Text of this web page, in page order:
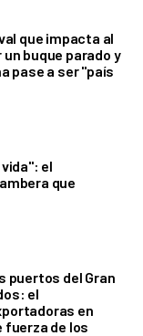
que impacta al
buque parado y
pase a ser "país
el
que
puertos del Gran
el
en
fuerza de los